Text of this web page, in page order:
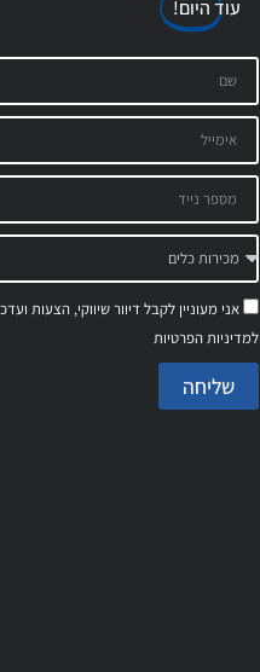
עודהיום!
אני מעוניין לקבל דיוור שיווקי, הצעות
למדיניות הפרטיות
שליחה